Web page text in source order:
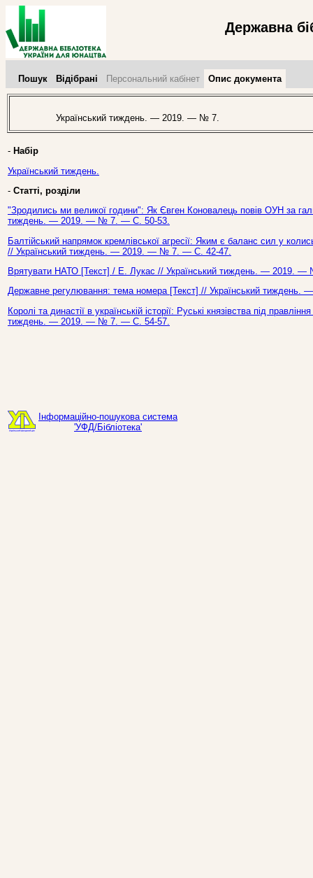
Державна
Пошук Відібрані Персональний кабінет Опис документа
Український тиждень. — 2019. — № 7.
- Набір
Український тиждень.
- Статті, розділи
"Зродились ми великої години": Як Євген Коновалець повів ОУН за
тиждень. — 2019. — № 7. — С. 50-53.
Балтійський напрямок кремлівської агресії: Яким є баланс сил у
// Український тиждень. — 2019. — № 7. — С. 42-47.
Врятувати НАТО [Текст] / Е. Лукас // Український тиждень. — 2019.
Державне регулювання: тема номера [Текст] // Український
Королі та династії в українській історії: Руські князівства під
тиждень. — 2019. — № 7. — С. 54-57.
Інформаційно-пошукова система
'УФД/Бібліотека'